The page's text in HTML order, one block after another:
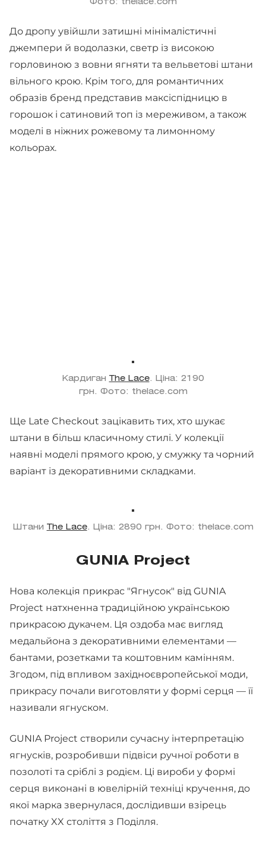
Фото: thelace.com
До дропу увійшли затишні мінімалістичні
джемпери й водолазки, светр із високою
горловиною з вовни ягняти та вельветові штани
вільного крою. Крім того, для романтичних
образів бренд представив максіспідницю в
горошок і сатиновий топ із мереживом, а також
моделі в ніжних рожевому та лимонному
кольорах.
Кардиган The Lace. Ціна: 2190
грн. Фото: thelace.com
Ще Late Checkout зацікавить тих, хто шукає
штани в більш класичному стилі. У колекції
наявні моделі прямого крою, у смужку та чорний
варіант із декоративними складками.
Штани The Lace. Ціна: 2890 грн. Фото: thelace.com
GUNIA Project
Нова колекція прикрас "Ягнусок" від GUNIA
Project натхненна традиційною українською
прикрасою дукачем. Ця оздоба має вигляд
медальйона з декоративними елементами —
бантами, розетками та коштовним камінням.
Згодом, під впливом західноєвропейської моди,
прикрасу почали виготовляти у формі серця — її
називали ягнуском.
GUNIA Project створили сучасну інтерпретацію
ягнусків, розробивши підвіси ручної роботи в
позолоті та сріблі з родієм. Ці вироби у формі
серця виконані в ювелірній техніці кручення, до
якої марка звернулася, дослідивши взірець
початку XX століття з Поділля.